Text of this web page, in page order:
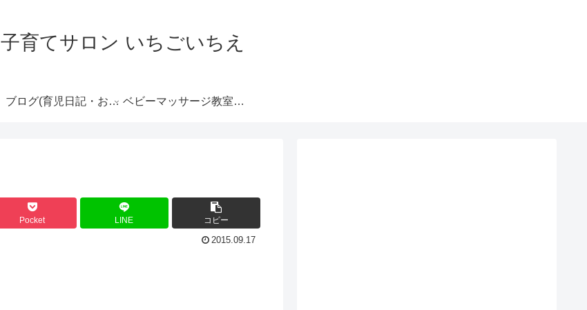
子育てサロン いちごいちえ
ブログ(育児日記・おす ベビーマッサージ教室の
Pocket LINE コピー
2015.09.17